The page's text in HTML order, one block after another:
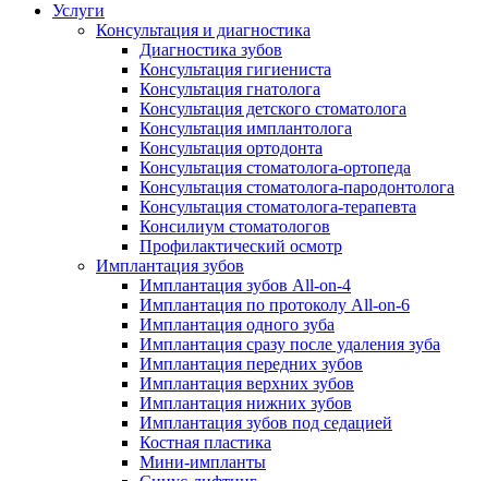
Услуги
Консультация и диагностика
Диагностика зубов
Консультация гигиениста
Консультация гнатолога
Консультация детского стоматолога
Консультация имплантолога
Консультация ортодонта
Консультация стоматолога-ортопеда
Консультация стоматолога-пародонтолога
Консультация стоматолога-терапевта
Консилиум стоматологов
Профилактический осмотр
Имплантация зубов
Имплантация зубов All-on-4
Имплантация по протоколу All-on-6
Имплантация одного зуба
Имплантация сразу после удаления зуба
Имплантация передних зубов
Имплантация верхних зубов
Имплантация нижних зубов
Имплантация зубов под седацией
Костная пластика
Мини-импланты